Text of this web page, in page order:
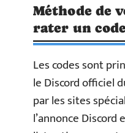
Méthode de
rater un
Les codes sont
le Discord officiel
par les sites
l’annonce